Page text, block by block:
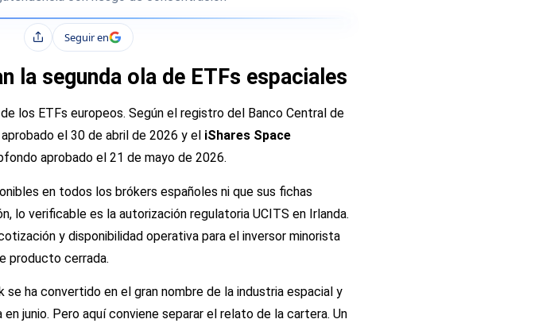
CompartirSeguir en
la segunda ola de ETFs espaciales
los ETFs europeos. Según el registro del Banco Central de
el 30 de abril de 2026 y el iShares Space
aprobado el 21 de mayo de 2026.
en todos los brókers españoles ni que sus fichas
lo verificable es la autorización regulatoria UCITS en Irlanda.
y disponibilidad operativa para el inversor minorista
producto cerrada.
se ha convertido en el gran nombre de la industria espacial y
junio. Pero aquí conviene separar el relato de la cartera. Un